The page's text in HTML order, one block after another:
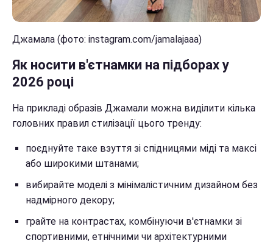
Джамала (фото: instagram.com/jamalajaaa)
Як носити в'єтнамки на підборах у
2026 році
На прикладі образів Джамали можна виділити кілька
головних правил стилізації цього тренду:
поєднуйте таке взуття зі спідницями міді та максі
або широкими штанами;
вибирайте моделі з мінімалістичним дизайном без
надмірного декору;
грайте на контрастах, комбінуючи в'єтнамки зі
спортивними, етнічними чи архітектурними